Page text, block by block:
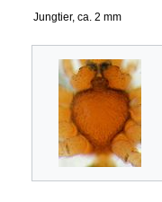
Jungtier, ca. 2 mm